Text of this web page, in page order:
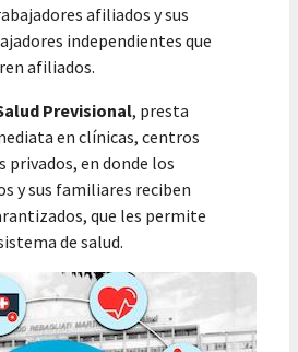
afiliados y sus
independientes que
afiliados.
Previsional, presta
en clínicas, centros
privados, en donde los
y sus familiares reciben
que les permite
de salud.